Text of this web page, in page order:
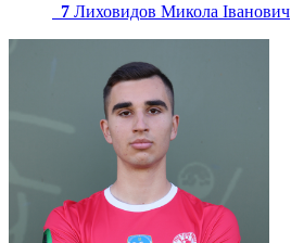
7 Лиховидов Микола Іванович